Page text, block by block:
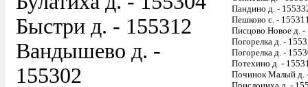
Быстри д. - 155312
Вандышево д. -
155302
Пандино д. -
Пешково с. -
Писцово Новое д. -
Погорелка д. -
Погорелка д. -
Потехино д. -
Починок Малый д.